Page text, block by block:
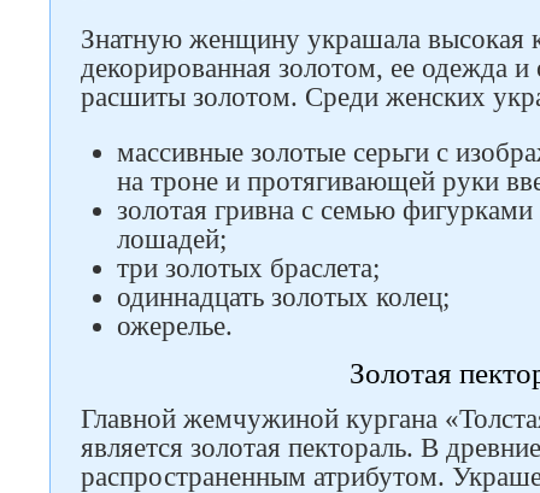
Знатную женщину украшала высокая
декорированная золотом, ее одежда
расшиты золотом. Среди женских
массивные золотые серьги с
на троне и протягивающей руки
золотая гривна с семью
лошадей;
три золотых браслета;
одиннадцать золотых колец;
ожерелье.
Золотая
Главной жемчужиной кургана
является золотая пектораль. В
распространенным атрибутом.